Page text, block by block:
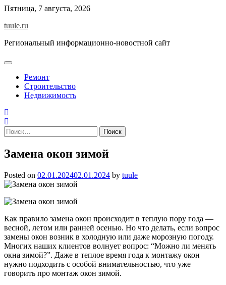
Skip
content
Пятница, 7 августа, 2026
tuule.ru
Региональный информационно-новостной сайт
Ремонт
Строительство
Недвижимость
Найти:
Замена окон зимой
Posted on 02.01.202402.01.2024 by tuule
Как правило замена окон происходит в теплую пору года —
весной, летом или ранней осенью. Но что делать, если вопрос
замены окон возник в холодную или даже морозную погоду.
Многих наших клиентов волнует вопрос: “Можно ли менять
окна зимой?”. Даже в теплое время года к монтажу окон
нужно подходить с особой внимательностью, что уже
говорить про монтаж окон зимой.